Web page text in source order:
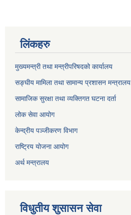
लिंकहरु
मुख्यमन्त्री तथा मन्त्रीपरिषदको कार्यालय
सङ्घीय मामिला तथा सामान्य प्रशासन मन्त्रालय
सामाजिक सुरक्षा तथा व्यक्तिगत घटना दर्ता
लोक सेवा आयोग
केन्द्रीय पञ्जीकरण विभाग
राष्ट्रिय योजना आयोग
अर्थ मन्त्रालय
विधुतीय शुसासन सेवा